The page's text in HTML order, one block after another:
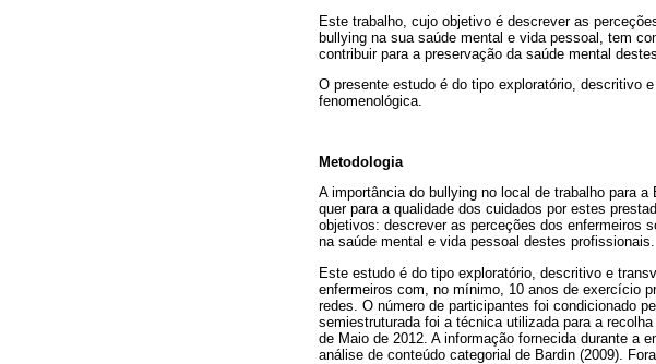
Este trabalho, cujo objetivo é descrever as
bullying na sua saúde mental e vida pessoal, tem
contribuir para a preservação da saúde mental
O presente estudo é do tipo exploratório, descritivo
fenomenológica.
Metodologia
A importância do bullying no local de trabalho para
quer para a qualidade dos cuidados por estes
objetivos: descrever as perceções dos enfermeiros
na saúde mental e vida pessoal destes profissionais.
Este estudo é do tipo exploratório, descritivo e
enfermeiros com, no mínimo, 10 anos de exercício
redes. O número de participantes foi condicionado
semiestruturada foi a técnica utilizada para a
de Maio de 2012. A informação fornecida durante a
análise de conteúdo categorial de Bardin (2009).